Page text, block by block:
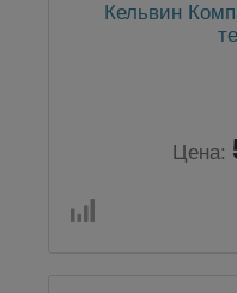
Кельвин
Цена: